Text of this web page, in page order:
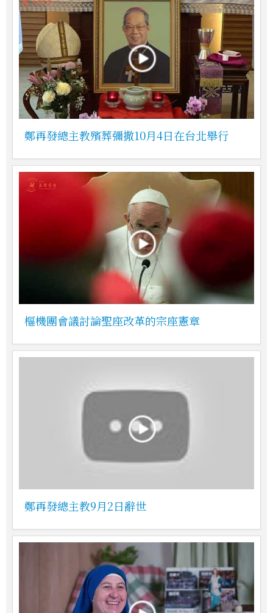
鄭再發總主教殯葬彌撒10月4日在台北舉行
樞機團會議討論聖座改革的宗座憲章
鄭再發總主教9月2日辭世